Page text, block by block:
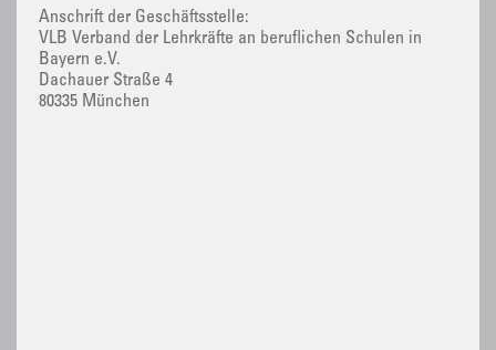
Anschrift der Geschäftsstelle:
VLB Verband der Lehrkräfte an beruflichen Schulen in
Bayern e.V.
Dachauer Straße 4
80335 München